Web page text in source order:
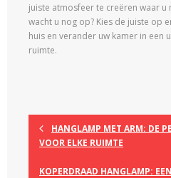
juiste atmosfeer te creëren waar
wacht u nog op? Kies de juiste op
huis en verander uw kamer in een
ruimte.
HANGLAMP MET ARM: DE
VOOR ELKE RUIMTE
KOPERDRAAD HANGLAMP: